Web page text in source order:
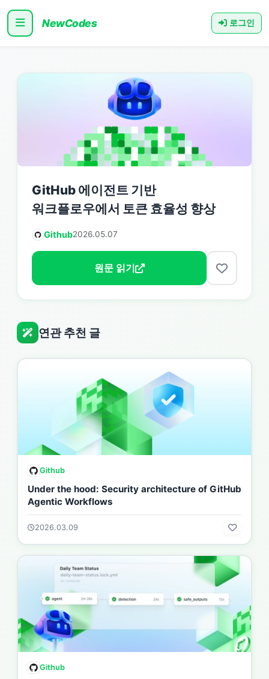
NewCodes 로그인
GitHub 에이전트 기반
워크플로우에서 토큰 효율성 향상
Github2026.05.07
원문 읽기
연관 추천 글
Github
Under the hood: Security architecture of GitHub
Agentic Workflows
2026.03.09
Github